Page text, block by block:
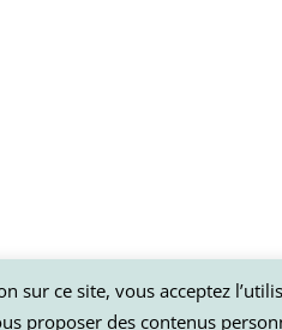
sur ce site, vous acceptez
proposer des contenus